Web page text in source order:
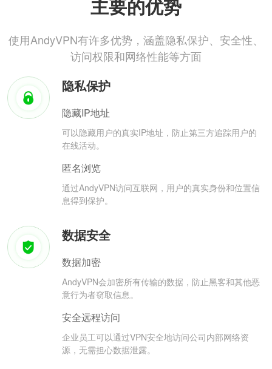
主要的优势
使用AndyVPN有许多优势，涵盖隐私保护、安全性、
访问权限和网络性能等方面
隐私保护
隐藏IP地址
可以隐藏用户的真实IP地址，防止第三方追踪用户的
在线活动。
匿名浏览
通过AndyVPN访问互联网，用户的真实身份和位置信
息得到保护。
数据安全
数据加密
AndyVPN会加密所有传输的数据，防止黑客和其他恶
意行为者窃取信息。
安全远程访问
企业员工可以通过VPN安全地访问公司内部网络资
源，无需担心数据泄露。